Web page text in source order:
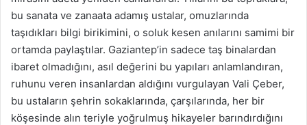
bu sanata ve zanaata adamış ustalar, omuzlarında
taşıdıkları bilgi birikimini, o soluk kesen anılarını samimi bir
ortamda paylaştılar. Gaziantep’in sadece taş binalardan
ibaret olmadığını, asıl değerini bu yapıları anlamlandıran,
ruhunu veren insanlardan aldığını vurgulayan Vali Çeber,
bu ustaların şehrin sokaklarında, çarşılarında, her bir
köşesinde alın teriyle yoğrulmuş hikayeler barındırdığını